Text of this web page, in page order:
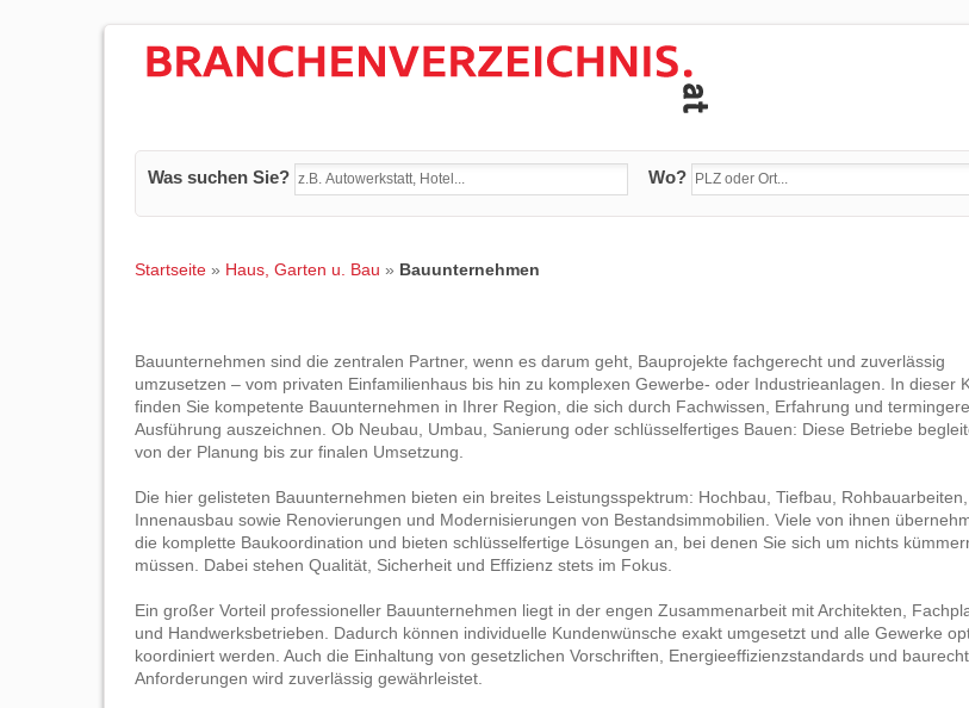
Was suchen Sie? Wo?
Startseite » Haus, Garten u. Bau » Bauunternehmen
Bauunternehmen sind die zentralen Partner, wenn es darum geht, Bauprojekte fachgerecht und zuverlässig
umzusetzen – vom privaten Einfamilienhaus bis hin zu komplexen Gewerbe- oder Industrieanlagen. In dieser
finden Sie kompetente Bauunternehmen in Ihrer Region, die sich durch Fachwissen, Erfahrung und
Ausführung auszeichnen. Ob Neubau, Umbau, Sanierung oder schlüsselfertiges Bauen: Diese Betriebe
von der Planung bis zur finalen Umsetzung.
Die hier gelisteten Bauunternehmen bieten ein breites Leistungsspektrum: Hochbau, Tiefbau, Rohbauarbeiten,
Innenausbau sowie Renovierungen und Modernisierungen von Bestandsimmobilien. Viele von ihnen
die komplette Baukoordination und bieten schlüsselfertige Lösungen an, bei denen Sie sich um nichts
müssen. Dabei stehen Qualität, Sicherheit und Effizienz stets im Fokus.
Ein großer Vorteil professioneller Bauunternehmen liegt in der engen Zusammenarbeit mit Architekten,
und Handwerksbetrieben. Dadurch können individuelle Kundenwünsche exakt umgesetzt und alle Gewerke
koordiniert werden. Auch die Einhaltung von gesetzlichen Vorschriften, Energieeffizienzstandards und
Anforderungen wird zuverlässig gewährleistet.